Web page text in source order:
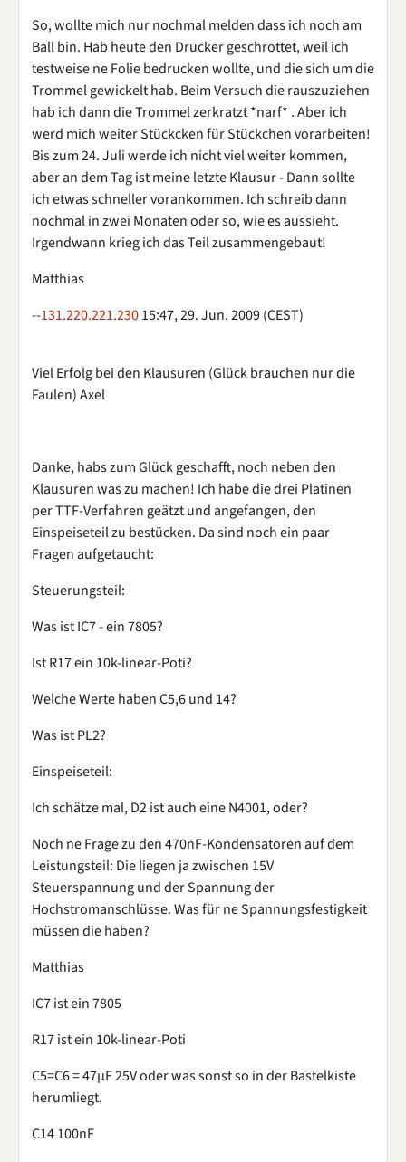
So, wollte mich nur nochmal melden dass ich noch am
Ball bin. Hab heute den Drucker geschrottet, weil ich
testweise ne Folie bedrucken wollte, und die sich um die
Trommel gewickelt hab. Beim Versuch die rauszuziehen
hab ich dann die Trommel zerkratzt *narf* . Aber ich
werd mich weiter Stückcken für Stückchen vorarbeiten!
Bis zum 24. Juli werde ich nicht viel weiter kommen,
aber an dem Tag ist meine letzte Klausur - Dann sollte
ich etwas schneller vorankommen. Ich schreib dann
nochmal in zwei Monaten oder so, wie es aussieht.
Irgendwann krieg ich das Teil zusammengebaut!
Matthias
--131.220.221.23015:47, 29. Jun. 2009 (CEST)
Viel Erfolg bei den Klausuren (Glück brauchen nur die
Faulen) Axel
Danke, habs zum Glück geschafft, noch neben den
Klausuren was zu machen! Ich habe die drei Platinen
per TTF-Verfahren geätzt und angefangen, den
Einspeiseteil zu bestücken. Da sind noch ein paar
Fragen aufgetaucht:
Steuerungsteil:
Was ist IC7 - ein 7805?
Ist R17 ein 10k-linear-Poti?
Welche Werte haben C5,6 und 14?
Was ist PL2?
Einspeiseteil:
Ich schätze mal, D2 ist auch eine N4001, oder?
Noch ne Frage zu den 470nF-Kondensatoren auf dem
Leistungsteil: Die liegen ja zwischen 15V
Steuerspannung und der Spannung der
Hochstromanschlüsse. Was für ne Spannungsfestigkeit
müssen die haben?
Matthias
IC7 ist ein 7805
R17 ist ein 10k-linear-Poti
C5=C6 = 47µF 25V oder was sonst so in der Bastelkiste
herumliegt.
C14 100nF